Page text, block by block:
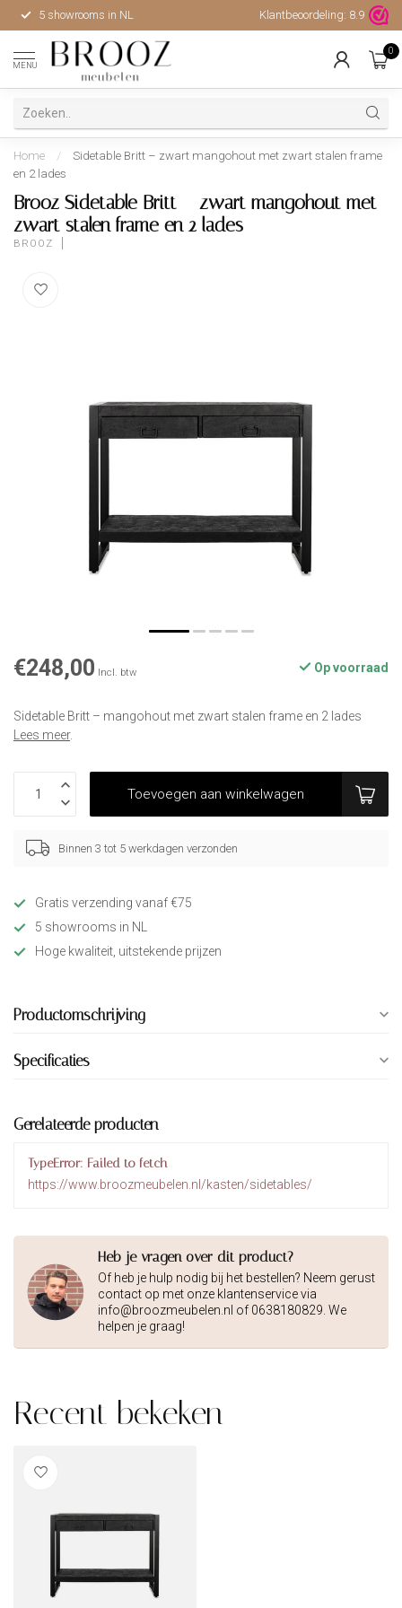
5 showrooms in NL Hoge kwaliteit, uitstekende
Klantbeoordeling: 8.9
MENU
0
Home /
Sidetable Britt – zwart mangohout met zwart stalen frame
en 2 lades
Brooz Sidetable Britt – zwart mangohout met
zwart stalen frame en 2 lades
BROOZ
€248,00 Incl. btw Op voorraad
Sidetable Britt – mangohout met zwart stalen frame en 2 lades
Lees meer.
Toevoegen aan winkelwagen
Binnen 3 tot 5 werkdagen verzonden
Gratis verzending vanaf €75
5 showrooms in NL
Hoge kwaliteit, uitstekende prijzen
Productomschrijving
Specificaties
Gerelateerde producten
TypeError: Failed to fetch
https://www.broozmeubelen.nl/kasten/sidetables/
Heb je vragen over dit product?
Of heb je hulp nodig bij het bestellen? Neem gerust
contact op met onze klantenservice via
info@broozmeubelen.nl of 0638180829. We
helpen je graag!
Recent bekeken